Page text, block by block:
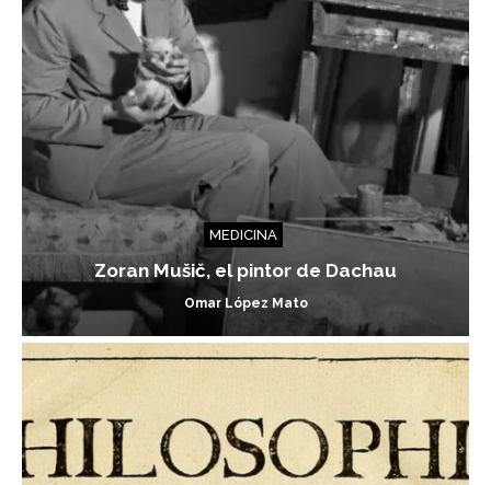
MEDICINA
Zoran Mušič, el pintor de Dachau
Omar López Mato